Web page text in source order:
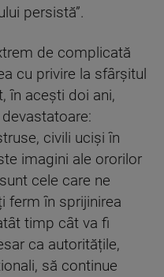
persistă”.
de complicată
cu privire la sfârșitul
în acești doi ani,
civili uciși în
imagini ale ororilor
cele care ne
ferm în sprijinirea
timp cât va fi
ca autoritățile,
să continue